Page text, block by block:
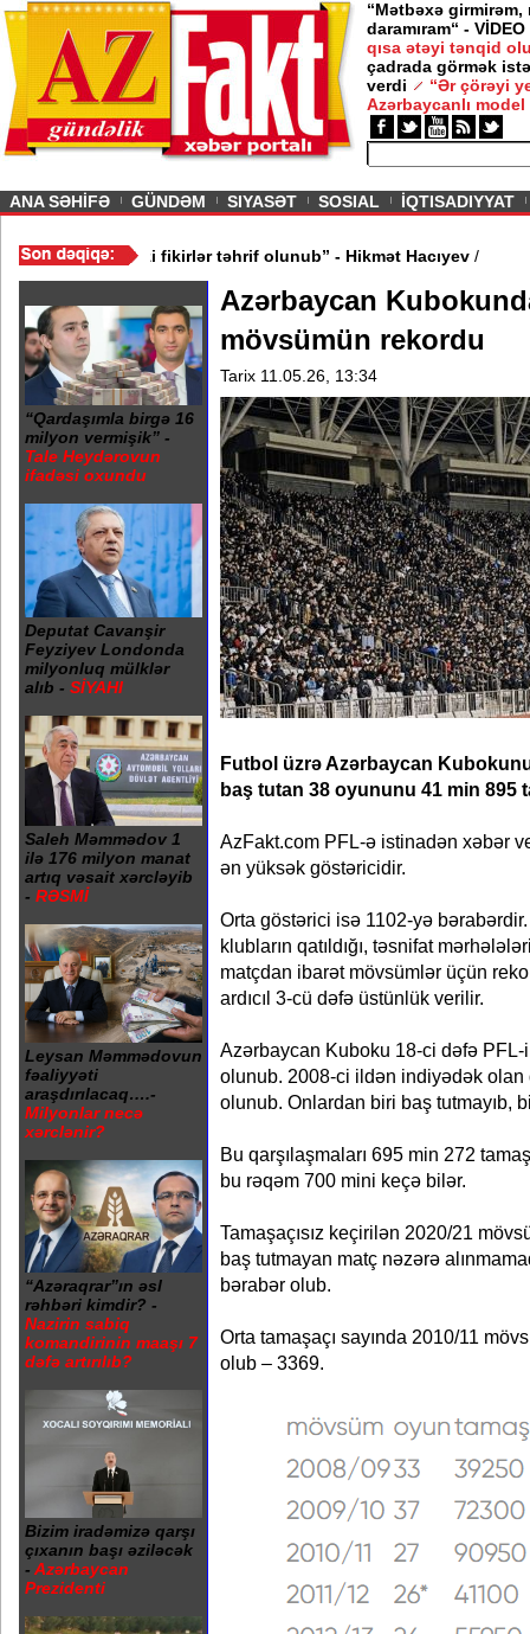
“Mətbəxə girmirəm,
daramıram“ - VİDEO
qısa ətəyi tənqid
çadrada görmək
verdi
“Ər çörəyi
Azərbaycanlı model
ANA SƏHİFƏ GÜNDƏM SIYASƏT SOSIAL İQTISADIYYAT
- VİDEO/“Mənə aid bəzi fikirlər təhrif olunub” - Hikmət Hacıyev
“Qardaşımla birgə 16
milyon vermişik” -
Tale Heydərovun
ifadəsi oxundu
Deputat Cavanşir
Feyziyev Londonda
milyonluq mülklər
alıb - SİYAHI
Saleh Məmmədov 1
ilə 176 milyon manat
artıq vəsait xərcləyib
- RƏSMİ
Leysan Məmmədovun
fəaliyyəti
araşdırılacaq….-
Milyonlar necə
xərclənir?
“Azəraqrar”ın əsl
rəhbəri kimdir? -
Nazirin sabiq
komandirinin maaşı 7
dəfə artırılıb?
Bizim iradəmizə qarşı
çıxanın başı əziləcək
- Azərbaycan
Prezidenti
Azərbaycan
mövsümün rekordu
Tarix 11.05.26, 13:34
Futbol üzrə Azərbaycan
baş tutan 38 oyununu 41 min 895
AzFakt.com PFL-ə istinadən xəbər
ən yüksək göstəricidir.
Orta göstərici isə 1102-yə
klubların qatıldığı, təsnifat
matçdan ibarət mövsümlər üçün
ardıcıl 3-cü dəfə üstünlük verilir.
Azərbaycan Kuboku 18-ci dəfə PFL-
olunub. 2008-ci ildən indiyədək olan
olunub. Onlardan biri baş tutmayıb,
Bu qarşılaşmaları 695 min 272
bu rəqəm 700 mini keçə bilər.
Tamaşaçısız keçirilən 2020/21
baş tutmayan matç nəzərə
bərabər olub.
Orta tamaşaçı sayında 2010/11
olub – 3369.